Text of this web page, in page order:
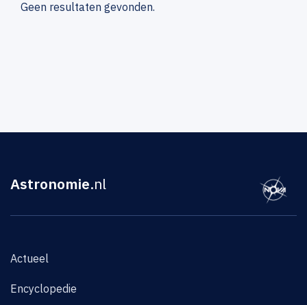
Geen resultaten gevonden.
Astronomie.nl
Actueel
Encyclopedie